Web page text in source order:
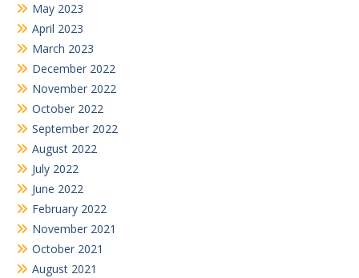
May 2023
April 2023
March 2023
December 2022
November 2022
October 2022
September 2022
August 2022
July 2022
June 2022
February 2022
November 2021
October 2021
August 2021